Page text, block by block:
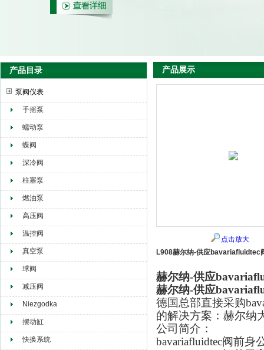
赫尔纳贸易（大连）有限公司
产品目录
泵阀仪表
手摇泵
蠕动泵
蝶阀
深冷阀
柱塞泵
燃油泵
高压阀
温控阀
真空泵
球阀
减压阀
Niezgodka
摆动缸
快换系统
产品展示
点击放大
L908赫尔纳-供应bavariafluidtec
赫尔纳-供应
赫尔纳-供应
德国总部直接采购
的解决方案：赫尔纳
公司简介：
bavariafluidtec阀前身